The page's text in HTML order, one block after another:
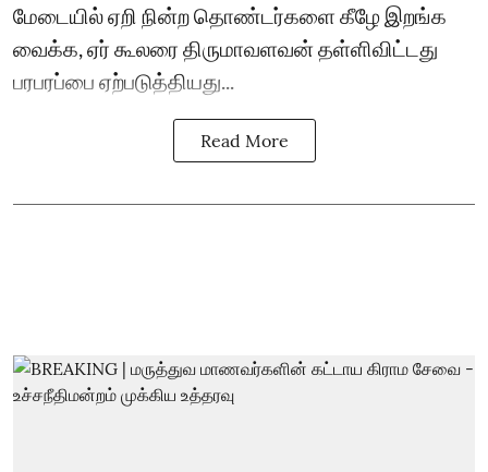
மேடையில் ஏறி நின்ற தொண்டர்களை கீழே இறங்க
வைக்க, ஏர் கூலரை திருமாவளவன் தள்ளிவிட்டது
பரபரப்பை ஏற்படுத்தியது...
Read More